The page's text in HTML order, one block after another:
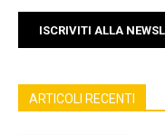
ISCRIVITI ALLA
ARTICOLI RECENTI